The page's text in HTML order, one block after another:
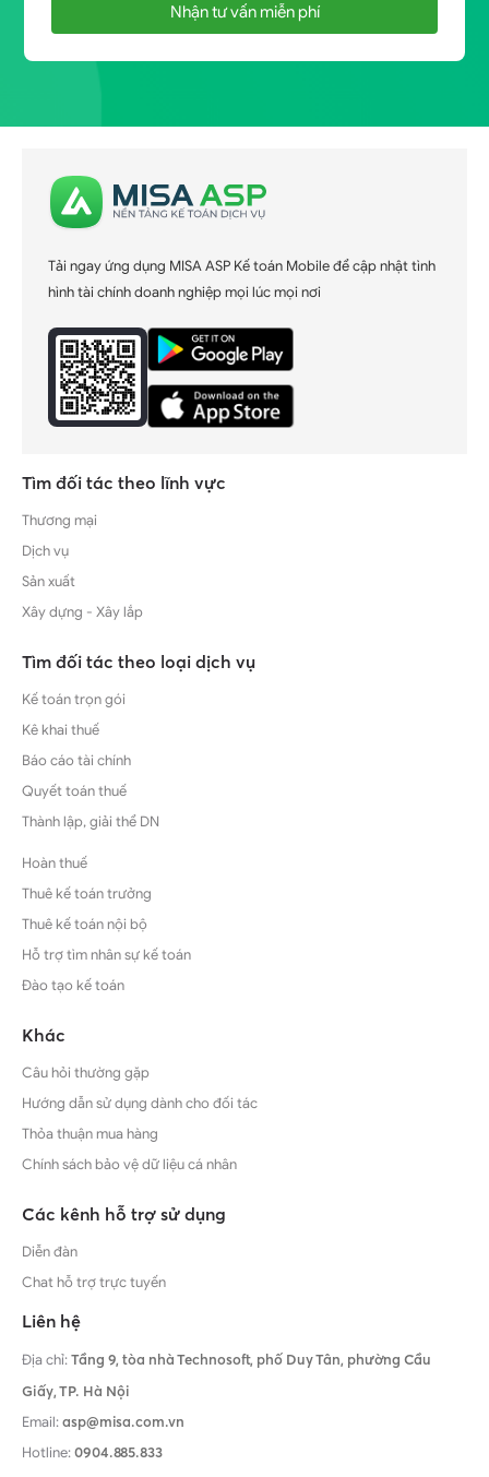
Nhận tư vấn miễn phí
Tải ngay ứng dụng MISA ASP Kế toán Mobile để cập nhật tình
hình tài chính doanh nghiệp mọi lúc mọi nơi
Tìm đối tác theo lĩnh vực
Thương mại
Dịch vụ
Sản xuất
Xây dựng - Xây lắp
Tìm đối tác theo loại dịch vụ
Kế toán trọn gói
Kê khai thuế
Báo cáo tài chính
Quyết toán thuế
Thành lập, giải thể DN
Hoàn thuế
Thuê kế toán trưởng
Thuê kế toán nội bộ
Hỗ trợ tìm nhân sự kế toán
Đào tạo kế toán
Khác
Câu hỏi thường gặp
Hướng dẫn sử dụng dành cho đối tác
Thỏa thuận mua hàng
Chính sách bảo vệ dữ liệu cá nhân
Các kênh hỗ trợ sử dụng
Diễn đàn
Chat hỗ trợ trực tuyến
Liên hệ
Địa chỉ:Tầng 9, tòa nhà Technosoft, phố Duy Tân, phường Cầu
Giấy,TP. Hà Nội
Email:asp@misa.com.vn
Hotline:0904.885.833